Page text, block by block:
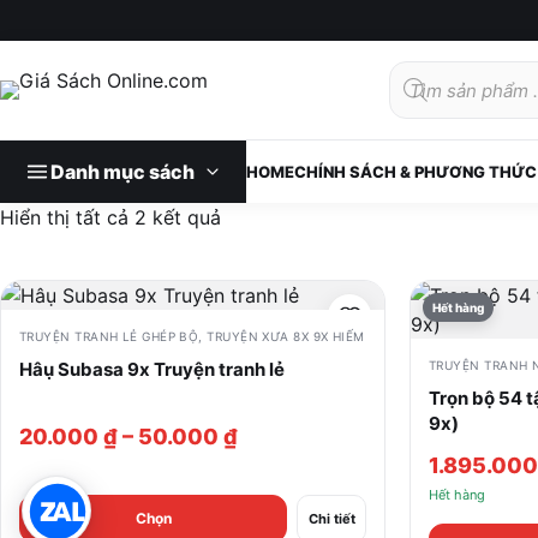
kiếm
sản
Danh mục sách HOMECHÍNH SÁCH & PHƯƠNG
Hiển thị tất cả 2 kết quả
xếp
theo
mới
nhất
TRUYỆN TRANH LẺ GHÉP BỘ ,TRUYỆN XƯA 8X 9X HIẾM
Hâụ Subasa 9x Truyện tranh lẻ
20.000 ₫– 50.000 ₫Khoảng
từ
20.000 ₫
Chọn
Sản
Chi tiết
Hết hàng
TRUYỆN TRANH
Trọn bộ 54
9x)
1.895.000
Hết hàng